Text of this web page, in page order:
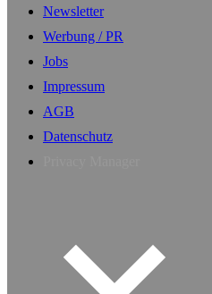
Newsletter
Werbung / PR
Jobs
Impressum
AGB
Datenschutz